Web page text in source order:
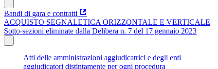
Bandi di gara e contratti
ACQUISTO SEGNALETICA ORIZZONTALE E VERTICALE
Sotto-sezioni eliminate dalla Delibera n. 7 del 17 gennaio 2023
Atti delle amministrazioni aggiudicatrici e degli enti
aggiudicatori distintamente per ogni procedura